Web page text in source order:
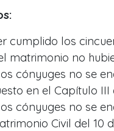
cumplido los
matrimonio no
cónyuges no se
en el Capítulo III
cónyuges no se
Civil del 10